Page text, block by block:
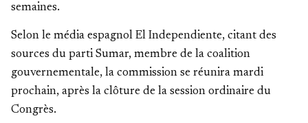
semaines.
Selon le média espagnol El Independiente, citant des
sources du parti Sumar, membre de la coalition
gouvernementale, la commission se réunira mardi
prochain, après la clôture de la session ordinaire du
Congrès.